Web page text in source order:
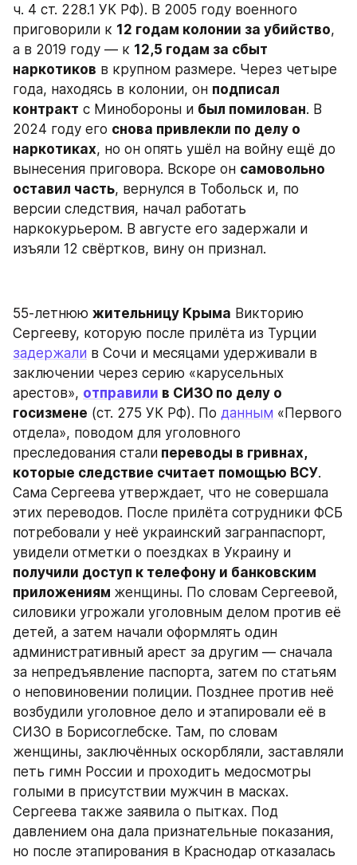
ч. 4 ст. 228.1 УК РФ). В 2005 году военного
приговорили к 12 годам колонии за убийство,
а в 2019 году — к 12,5 годам за сбыт
наркотиков в крупном размере. Через четыре
года, находясь в колонии, он подписал
контракт с Минобороны и был помилован. В
2024 году его снова привлекли по делу о
наркотиках, но он опять ушёл на войну ещё до
вынесения приговора. Вскоре он самовольно
оставил часть, вернулся в Тобольск и, по
версии следствия, начал работать
наркокурьером. В августе его задержали и
изъяли 12 свёртков, вину он признал.
55-летнюю жительницу Крыма Викторию
задержали в Сочи и месяцами удерживали в
заключении через серию «карусельных
арестов», отправили в СИЗО по делу о
госизмене (ст. 275 УК РФ). По данным «Первого
отдела», поводом для уголовного
преследования стали переводы в гривнах,
которые следствие считает помощью ВСУ.
Сама Сергеева утверждает, что не совершала
этих переводов. После прилёта сотрудники ФСБ
потребовали у неё украинский загранпаспорт,
получили доступ к телефону и банковским
приложениям женщины. По словам Сергеевой,
силовики угрожали уголовным делом против её
детей, а затем начали оформлять один
административный арест за другим — сначала
за непредъявление паспорта, затем по статьям
о неповиновении полиции. Позднее против неё
возбудили уголовное дело и этапировали её в
СИЗО в Борисоглебске. Там, по словам
женщины, заключённых оскорбляли, заставляли
петь гимн России и проходить медосмотры
голыми в присутствии мужчин в масках.
Сергеева также заявила о пытках. Под
давлением она дала признательные показания,
но после этапирования в Краснодар отказалась